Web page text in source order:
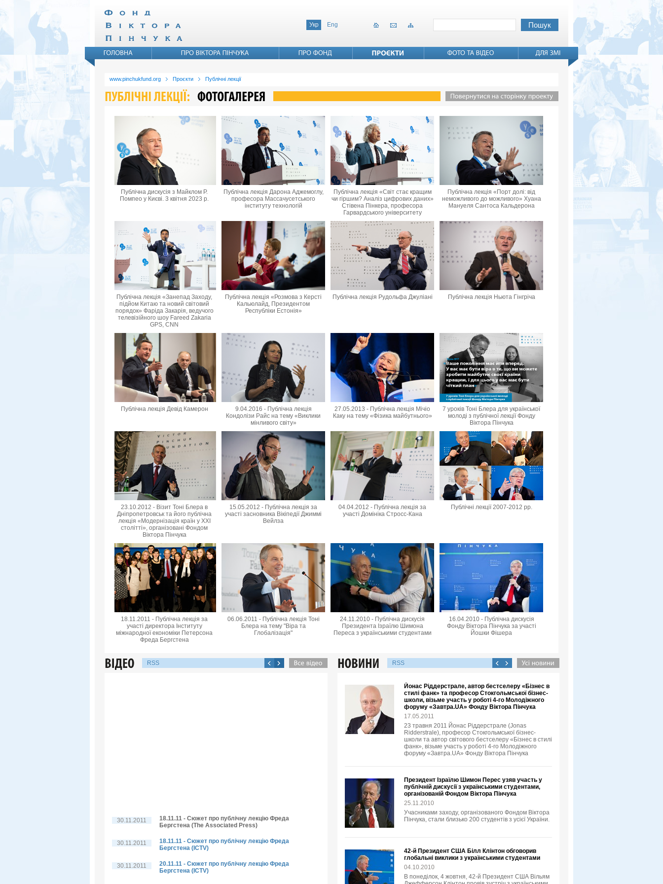
Укр Eng
www.pinchukfund.org Проєкти Публічні лекції
Публічна дискусія з Майклом Р.
Помпео у Києві. 3 квітня 2023 р.
Публічна лекція Дарона Аджемоглу,
професора Массачусетського
інституту технологій
Публічна лекція «Світ стає кращим
чи гіршим? Аналіз цифрових даних»
Стівена Пінкера, професора
Гарвардського університету
Публічна лекція «Порт долі: від
неможливого до можливого» Хуана
Мануеля Сантоса Кальдерона
Публічна лекція «Занепад Заходу,
підйом Китаю та новий світовий
порядок» Фаріда Закарія, ведучого
телевізійного шоу Fareed Zakaria
GPS, CNN
Публічна лекція «Розмова з Керсті
Кальюлайд, Президентом
Республіки Естонія»
Публічна лекція Рудольфа Джуліані Публічна лекція Ньюта Гінгріча
Публічна лекція Девід Камерон
9.04.2016 - Публічна лекція
Кондолізи Райс на тему «Виклики
мінливого світу»
27.05.2013 - Публічна лекція Мічіо
Каку на тему «Фізика майбутнього»
7 уроків Тоні Блера для української
молоді з публічної лекції Фонду
Віктора Пінчука
23.10.2012 - Візит Тоні Блера в
Дніпропетровськ та його публічна
лекція «Модернізація країн у XXI
столітті», організовані Фондом
Віктора Пінчука
15.05.2012 - Публічна лекція за
участі засновника Вікіпедії Джиммі
Вейлза
04.04.2012 - Публічна лекція за
участі Домініка Стросс-Кана
Публічні лекції 2007-2012 рр.
18.11.2011 - Публічна лекція за
участі директора Інституту
міжнародної економіки Петерсона
Фреда Бергстена
06.06.2011 - Публічна лекція Тоні
Блера на тему "Віра та
Глобалізація"
24.11.2010 - Публічна дискусія
Президента Ізраїлю Шимона
Переса з українськими студентами
16.04.2010 - Публічна дискусія
Фонду Віктора Пінчука за участі
Йошки Фішера
RSS
30.11.2011
18.11.11 - Сюжет про публічну лекцію Фреда
Бергстена (The Associated Press)
30.11.2011
18.11.11 - Сюжет про публічну лекцію Фреда
Бергстена (ICTV)
30.11.2011
20.11.11 - Сюжет про публічну лекцію Фреда
Бергстена (ICTV)
RSS
Йонас Ріддерстрале, автор бестселеру «Бізнес в
стилі фанк» та професор Стокгольмської бізнес-
школи, візьме участь у роботі 4-го Молодіжного
форуму «Завтра.UA» Фонду Віктора Пінчука
17.05.2011
23 травня 2011 Йонас Ріддерстрале (Jonas
Ridderstrale), професор Стокгольмської бізнес-
школи та автор світового бестселеру «Бізнес в стилі
фанк», візьме участь у роботі 4-го Молодіжного
форуму «Завтра.UA» Фонду Віктора Пінчука
Президент Ізраїлю Шимон Перес узяв участь у
публічній дискусії з українськими студентами,
організованій Фондом Віктора Пінчука
25.11.2010
Учасниками заходу, організованого Фондом Віктора
Пінчука, стали близько 200 студентів з усієї України.
42-й Президент США Білл Клінтон обговорив
глобальні виклики з українськими студентами
04.10.2010
В понеділок, 4 жовтня, 42-й Президент США Вільям